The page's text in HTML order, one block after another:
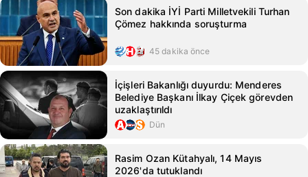
Son dakika İYİ Parti Milletvekili Turhan
Çömez hakkında soruşturma
45 dakika önce
İçişleri Bakanlığı duyurdu: Menderes
Belediye Başkanı İlkay Çiçek görevden
uzaklaştırıldı
Dün
Rasim Ozan Kütahyalı, 14 Mayıs
2026'da tutuklandı